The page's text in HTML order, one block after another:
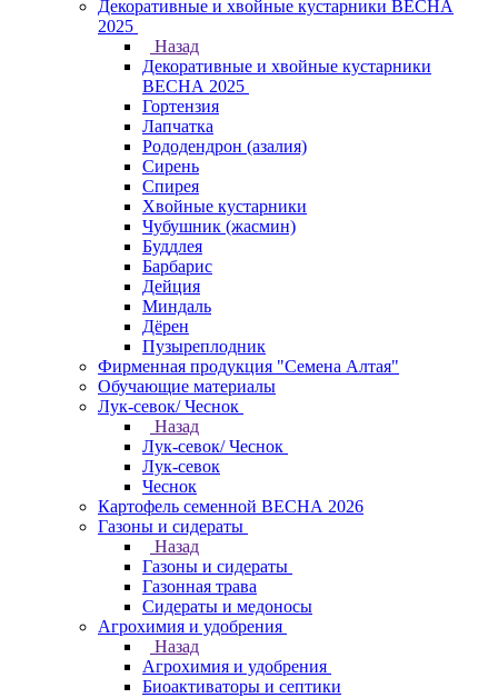
Декоративные и хвойные кустарники ВЕСНА
2025
Назад
Декоративные и хвойные кустарники
ВЕСНА 2025
Гортензия
Лапчатка
Рододендрон (азалия)
Сирень
Спирея
Хвойные кустарники
Чубушник (жасмин)
Буддлея
Барбарис
Дейция
Миндаль
Дёрен
Пузыреплодник
Фирменная продукция "Семена Алтая"
Обучающие материалы
Лук-севок/ Чеснок
Назад
Лук-севок/ Чеснок
Лук-севок
Чеснок
Картофель семенной ВЕСНА 2026
Газоны и сидераты
Назад
Газоны и сидераты
Газонная трава
Сидераты и медоносы
Агрохимия и удобрения
Назад
Агрохимия и удобрения
Биоактиваторы и септики